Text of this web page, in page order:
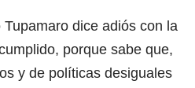
dice adiós con la
porque sabe que,
y de políticas desiguales